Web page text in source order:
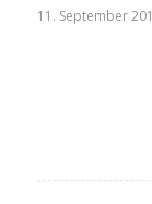
11. September